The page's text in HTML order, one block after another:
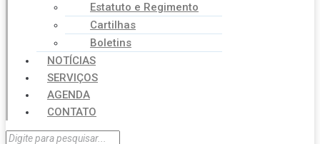
Estatuto e Regimento
Cartilhas
Boletins
NOTÍCIAS
SERVIÇOS
AGENDA
CONTATO